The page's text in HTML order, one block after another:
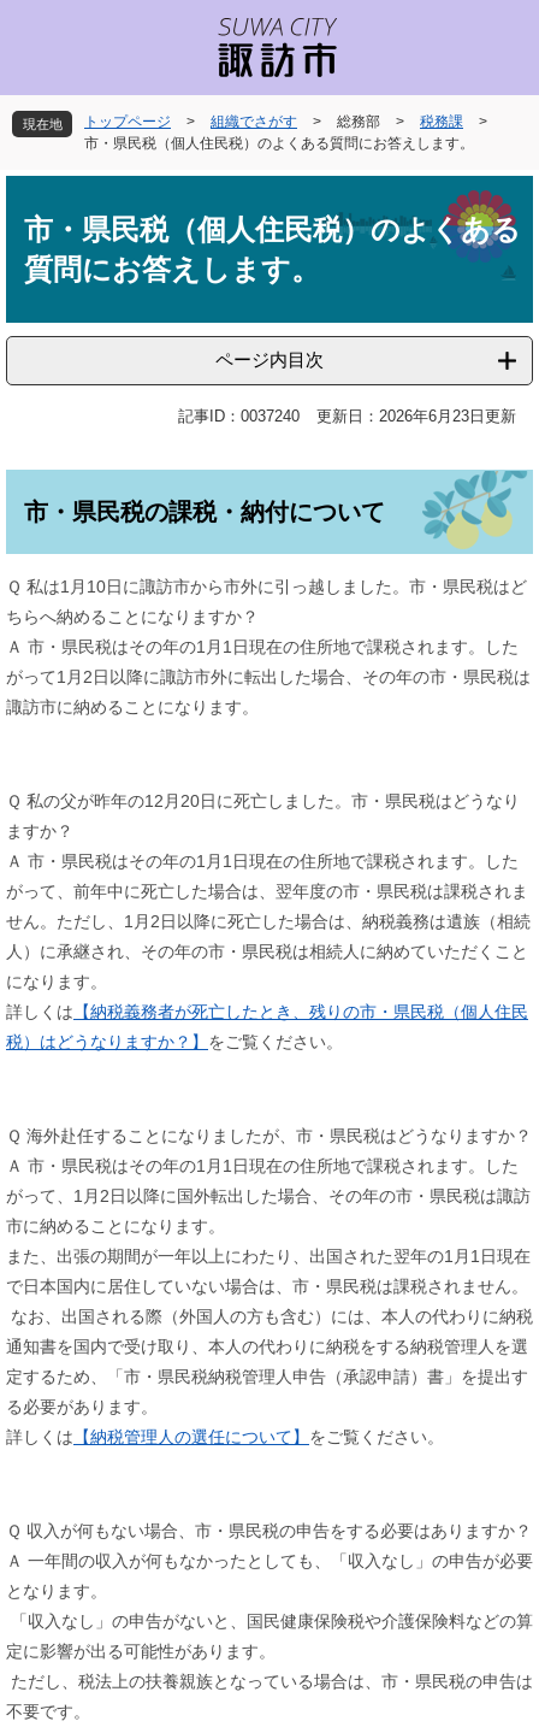
先
頭
を
飛
現在地 トップページ > 組織でさがす > 総務部 > 税務課
>
市・県民税（個人住民税）のよくある質問にお答えします。
市・県民税（個人住民税）のよくある
質問にお答えします。
ページ内目次
記事ID：0037240 更新日：2026年6月23日更新
市・県民税の課税・納付について
Ｑ 私は1月10日に諏訪市から市外に引っ越しました。市・県民税はど
ちらへ納めることになりますか？
Ａ 市・県民税はその年の1月1日現在の住所地で課税されます。した
がって1月2日以降に諏訪市外に転出した場合、その年の市・県民税は
諏訪市に納めることになります。
Ｑ 私の父が昨年の12月20日に死亡しました。市・県民税はどうなり
ますか？
Ａ 市・県民税はその年の1月1日現在の住所地で課税されます。した
がって、前年中に死亡した場合は、翌年度の市・県民税は課税されま
せん。ただし、1月2日以降に死亡した場合は、納税義務は遺族（相続
人）に承継され、その年の市・県民税は相続人に納めていただくこと
になります。
詳しくは 【納税義務者が死亡したとき、残りの市・県民税（個人住民
税）はどうなりますか？】 をご覧ください。
Ｑ 海外赴任することになりましたが、市・県民税はどうなりますか？
Ａ 市・県民税はその年の1月1日現在の住所地で課税されます。した
がって、1月2日以降に国外転出した場合、その年の市・県民税は諏訪
市に納めることになります。
また、出張の期間が一年以上にわたり、出国された翌年の1月1日現在
で日本国内に居住していない場合は、市・県民税は課税されません。
なお、出国される際（外国人の方も含む）には、本人の代わりに納税
通知書を国内で受け取り、本人の代わりに納税をする納税管理人を選
定するため、「市・県民税納税管理人申告（承認申請）書」を提出す
る必要があります。
詳しくは 【納税管理人の選任について】 をご覧ください。
Ｑ 収入が何もない場合、市・県民税の申告をする必要はありますか？
Ａ 一年間の収入が何もなかったとしても、「収入なし」の申告が必要
となります。
「収入なし」の申告がないと、国民健康保険税や介護保険料などの算
定に影響が出る可能性があります。
ただし、税法上の扶養親族となっている場合は、市・県民税の申告は
不要です。